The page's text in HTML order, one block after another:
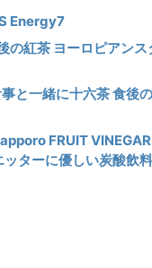
Energy7
の紅茶 ヨーロピアン
事と一緒に十六茶 食
FRUIT
ターに優しい炭酸飲